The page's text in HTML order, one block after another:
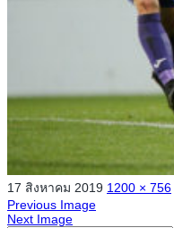
17 สิงหาคม 2019 1200 × 756
Previous Image
Next Image